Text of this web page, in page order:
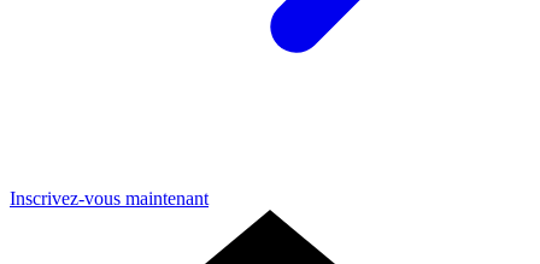
Inscrivez-vous maintenant